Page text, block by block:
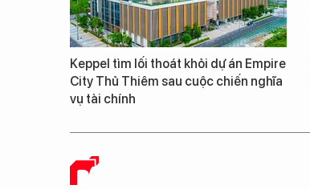
Keppel tìm lối thoát khỏi dự án Empire
City Thủ Thiêm sau cuộc chiến nghĩa
vụ tài chính
BÁO CHÍ SỐ